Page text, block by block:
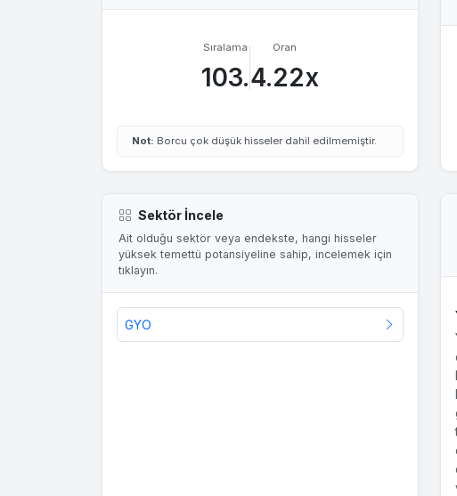
Sıralama
103.
Oran
4.22x
Not: Borcu çok düşük hisseler dahil edilmemiştir.
Sektör İncele
Ait olduğu sektör veya endekste, hangi hisseler
yüksek temettü potansiyeline sahip, incelemek için
tıklayın.
GYO